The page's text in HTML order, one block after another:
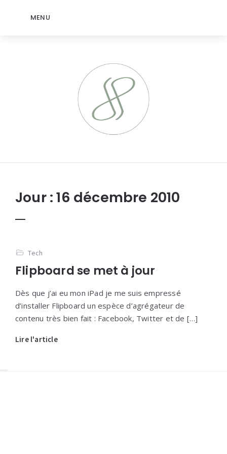
MENU
Jour :16 décembre 2010
Tech
Flipboard se met à jour
Dès que j’ai eu mon iPad je me suis empressé
d’installer Flipboard un espèce d’agrégateur de
contenu très bien fait : Facebook, Twitter et de […]
Lire l'article